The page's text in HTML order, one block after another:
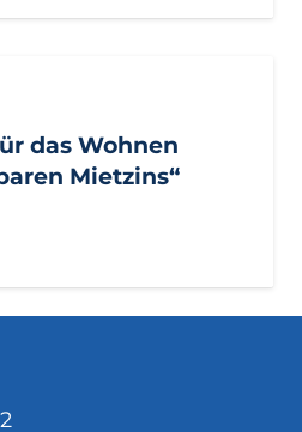
das Wohnen
Mietzins“